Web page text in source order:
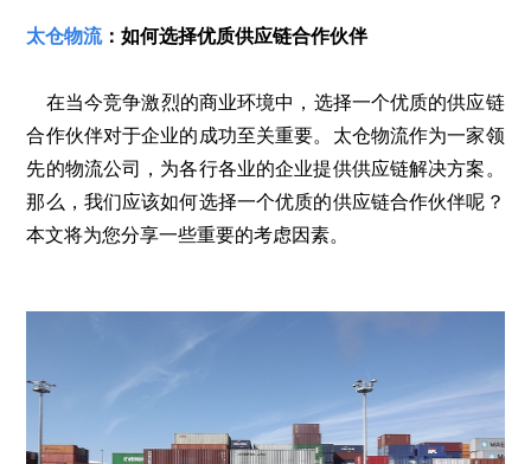
太仓物流：如何选择优质供应链合作伙伴
在当今竞争激烈的商业环境中，选择一个优质的供应链
合作伙伴对于企业的成功至关重要。太仓物流作为一家领
先的物流公司，为各行各业的企业提供供应链解决方案。
那么，我们应该如何选择一个优质的供应链合作伙伴呢？
本文将为您分享一些重要的考虑因素。